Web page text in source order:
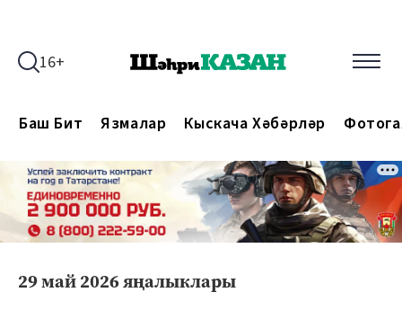
16+
Баш Бит Язмалар Кыскача Хәбәрләр
29 май 2026 яңалыклары